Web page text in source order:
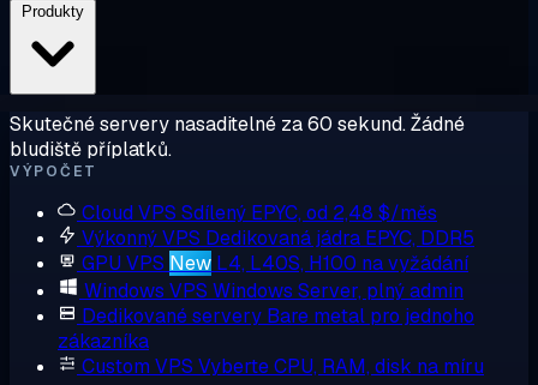
Skutečné servery nasaditelné za 60 sekund. Žádné
bludiště příplatků.
VÝPOČET
Cloud VPS Sdílený EPYC, od 2,48 $/měs
Výkonný VPS Dedikovaná jádra EPYC, DDR5
GPU VPS New L4, L40S, H100 na vyžádání
Windows VPS Windows Server, plný admin
Dedikované servery Bare metal pro jednoho
zákazníka
Custom VPS Vyberte CPU, RAM, disk na míru